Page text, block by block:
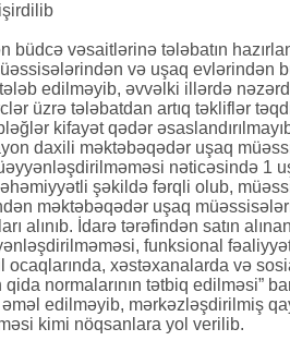
vəsaitlərinə tələbatın
və uşaq evlərindən
edilməyib, əvvəlki illərdə
üzrə tələbatdan artıq təkliflər
kifayət qədər
daxili məktəbəqədər uşaq
nəticəsində 1
şəkildə fərqli olub,
məktəbəqədər uşaq
alınıb. İdarə tərəfindən satın
funksional
ocaqlarında, xəstəxanalarda və
normalarının tətbiq edilməsi”
edilməyib, mərkəzləşdirilmiş
kimi nöqsanlara yol verilib.